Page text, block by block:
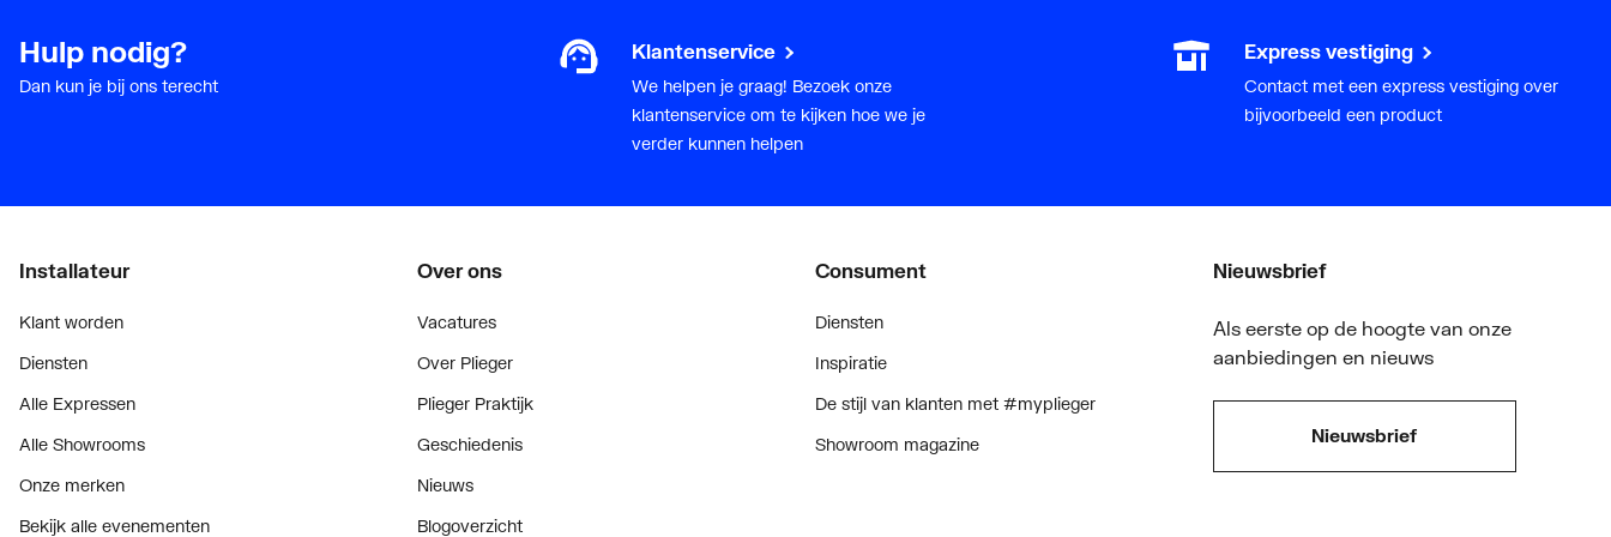
Hulp nodig?
Dan kun je bij ons terecht
Klantenservice
We helpen je graag! Bezoek onze
klantenservice om te kijken hoe we je
verder kunnen helpen
Express vestiging
Contact met een express vestiging over
bijvoorbeeld een product
Installateur
Klant worden
Diensten
Alle Expressen
Alle Showrooms
Onze merken
Bekijk alle evenementen
Over ons
Vacatures
Over Plieger
Plieger Praktijk
Geschiedenis
Nieuws
Blogoverzicht
Consument
Diensten
Inspiratie
De stijl van klanten met #myplieger
Showroom magazine
Nieuwsbrief
Als eerste op de hoogte van onze
aanbiedingen en nieuws
Nieuwsbrief